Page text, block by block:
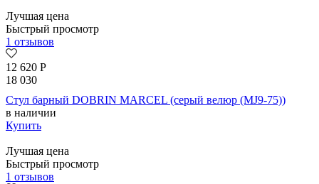
Лучшая цена
Быстрый просмотр
1 отзывов
12 620 Р
18 030
Стул барный DOBRIN MARCEL (серый велюр (MJ9-75))
в наличии
Купить
Лучшая цена
Быстрый просмотр
1 отзывов